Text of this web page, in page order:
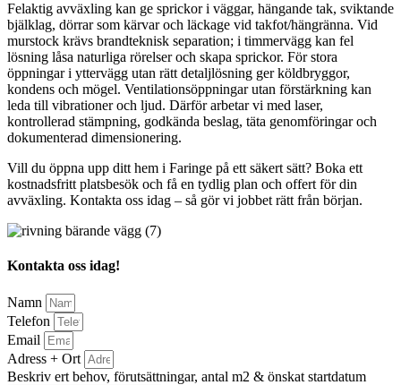
Felaktig avväxling kan ge sprickor i väggar, hängande tak, sviktande
bjälklag, dörrar som kärvar och läckage vid takfot/hängränna. Vid
murstock krävs brandteknisk separation; i timmervägg kan fel
lösning låsa naturliga rörelser och skapa sprickor. För stora
öppningar i yttervägg utan rätt detaljlösning ger köldbryggor,
kondens och mögel. Ventilationsöppningar utan förstärkning kan
leda till vibrationer och ljud. Därför arbetar vi med laser,
kontrollerad stämpning, godkända beslag, täta genomföringar och
dokumenterad dimensionering.
Vill du öppna upp ditt hem i Faringe på ett säkert sätt? Boka ett
kostnadsfritt platsbesök och få en tydlig plan och offert för din
avväxling. Kontakta oss idag – så gör vi jobbet rätt från början.
Kontakta oss idag!
Namn
Telefon
Email
Adress + Ort
Beskriv ert behov, förutsättningar, antal m2 & önskat startdatum